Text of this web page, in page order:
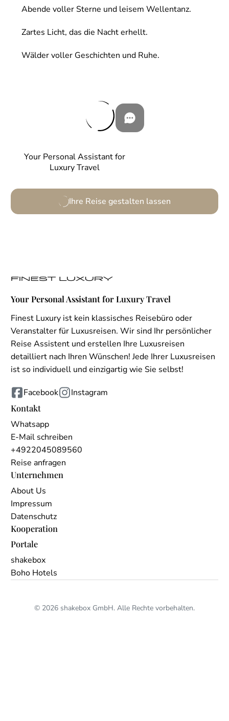
Your Personal Assistant for
Luxury Travel
Ihre Reise gestalten lassen
Abende voller Sterne und leisem Wellentanz.
Zartes Licht, das die Nacht erhellt.
Wälder voller Geschichten und Ruhe.
Your Personal Assistant for Luxury Travel
Finest Luxury ist kein klassisches Reisebüro oder
Veranstalter für Luxusreisen. Wir sind Ihr persönlicher
Reise Assistent und erstellen Ihre Luxusreisen
detailliert nach Ihren Wünschen! Jede Ihrer Luxusreisen
ist so individuell und einzigartig wie Sie selbst!
Facebook
Instagram
Kontakt
Whatsapp
E-Mail schreiben
+4922045089560
Reise anfragen
Unternehmen
About Us
Impressum
Datenschutz
Kooperation
Portale
shakebox
Boho Hotels
© 2026 shakebox GmbH. Alle Rechte vorbehalten.